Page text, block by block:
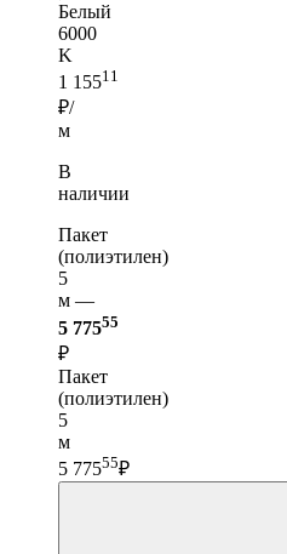
Белый
6000
K
1 15511
₽/
м
В
наличии
Пакет
(полиэтилен)
5
м —
5 77555
₽
Пакет
(полиэтилен)
5
м
5 77555₽